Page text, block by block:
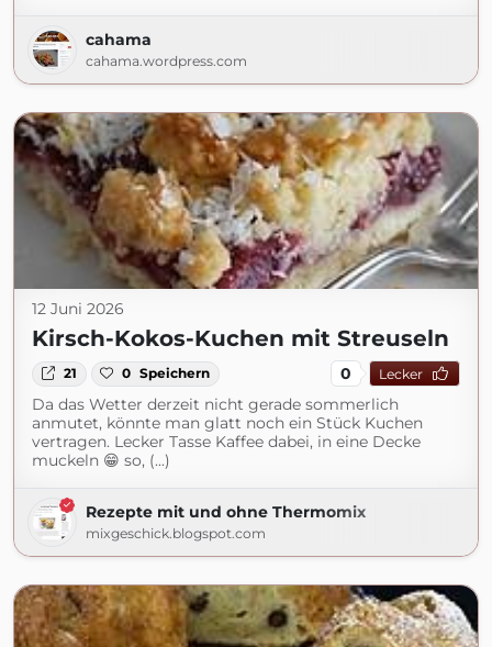
cahama
cahama.wordpress.com
12 Juni 2026
Kirsch-Kokos-Kuchen mit Streuseln
21 0 Speichern 0 Lecker
Da das Wetter derzeit nicht gerade sommerlich
anmutet, könnte man glatt noch ein Stück Kuchen
vertragen. Lecker Tasse Kaffee dabei, in eine Decke
muckeln 😁 so, (...)
Rezepte mit und ohne Thermomix
mixgeschick.blogspot.com